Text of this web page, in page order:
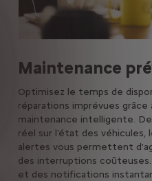
Maintenance
Optimisez le temps de
réparations imprévues
maintenance intelligente.
réel sur l'état des véhicules,
alertes vous permettent
des interruptions
et des notifications